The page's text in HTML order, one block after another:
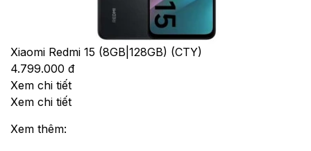
Xiaomi Redmi 15 (8GB|128GB) (CTY)
4.799.000 đ
Xem chi tiết
Xem chi tiết
Xem thêm: